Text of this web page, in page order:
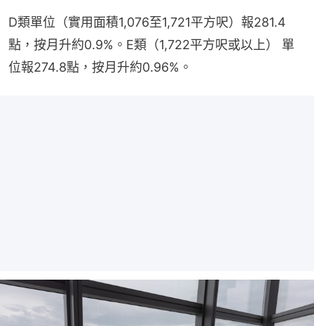
D類單位（實用面積1,076至1,721平方呎）報281.4
點，按月升約0.9%。E類（1,722平方呎或以上） 單
位報274.8點，按月升約0.96%。